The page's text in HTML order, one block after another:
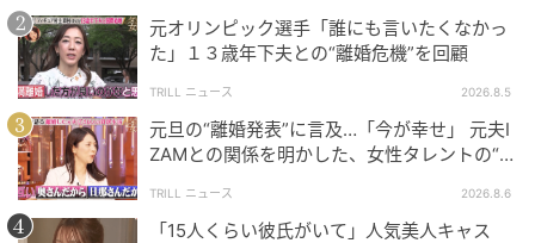
元オリンピック選手「誰にも言いたくなかっ
た」１３歳年下夫との“離婚危機”を回顧
TRILL ニュース 2026.8.5
元旦の“離婚発表”に言及…「今が幸せ」 元夫I
ZAMとの関係を明かした、女性タレントの“不
TRILL ニュース 2026.8.6
「15人くらい彼氏がいて」人気美人キャス